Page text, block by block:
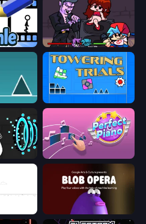
Friday Night Funkin'
Game
World Perfect Piano
Blob Opera